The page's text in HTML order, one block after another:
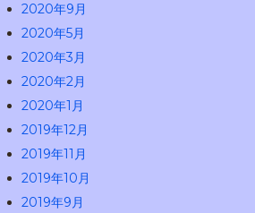
2020年9月
2020年5月
2020年3月
2020年2月
2020年1月
2019年12月
2019年11月
2019年10月
2019年9月